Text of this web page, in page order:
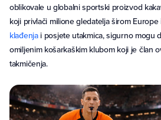
oblikovale u globalni sportski proizvod
koji privlači milione gledatelja širom
klađenjai posjete utakmica, sigurno mogu
omiljenim košarkaškim klubom koji je član
takmičenja.